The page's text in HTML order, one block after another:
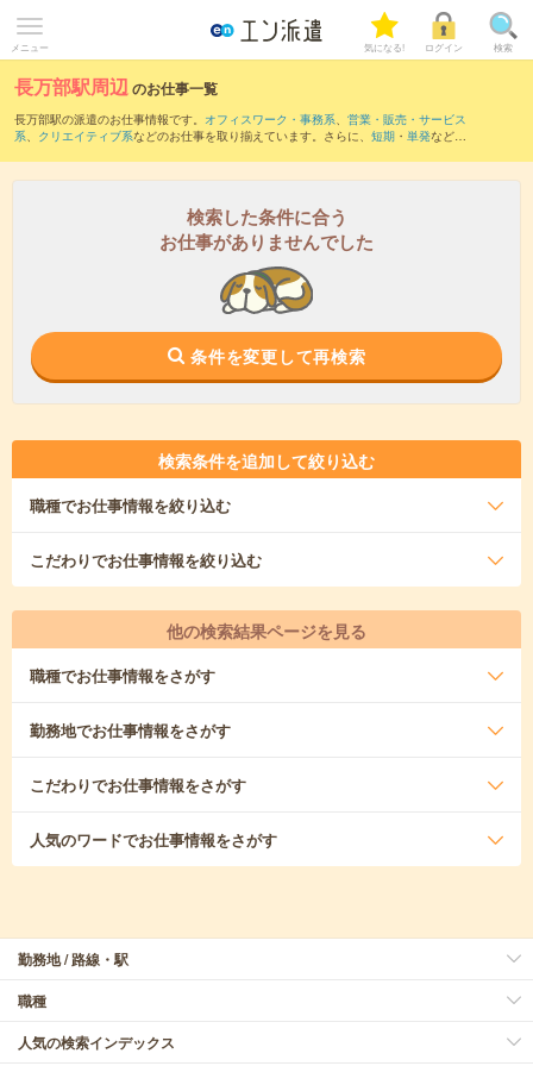
メニュー 気になる! ログイン 検索
長万部駅周辺のお仕事一覧
長万部駅の派遣のお仕事情報です。 オフィスワーク・事務系、 営業・販売・サービス
系、 クリエイティブ系などのお仕事を取り揃えています。さらに、 短期 ・ 単発などの
また、国縫駅・静狩駅・中ノ沢駅・二股駅・蕨岱駅など近隣駅のお仕事もご確認いた
検索した条件に合う
お仕事がありませんでした
条件を変更して再検索
検索条件を追加して絞り込む
職種でお仕事情報を絞り込む
こだわりでお仕事情報を絞り込む
他の検索結果ページを見る
職種でお仕事情報をさがす
勤務地でお仕事情報をさがす
こだわりでお仕事情報をさがす
人気のワードでお仕事情報をさがす
勤務地 / 路線・駅
職種
人気の検索インデックス